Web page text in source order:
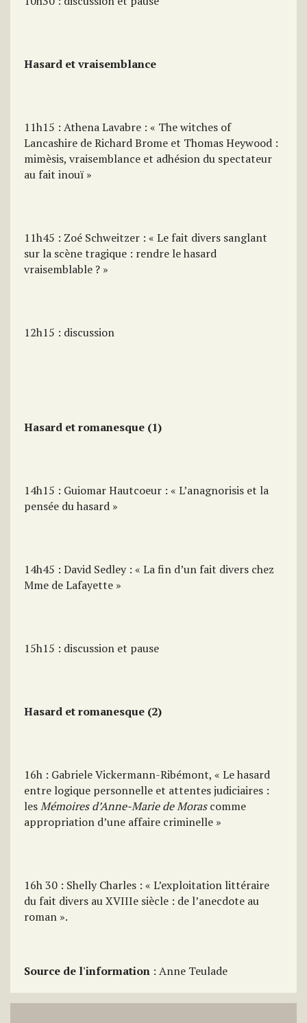
Hasard et vraisemblance
11h15 : Athena Lavabre : « The witches of
Lancashire de Richard Brome et Thomas Heywood :
mimèsis, vraisemblance et adhésion du spectateur
au fait inouï »
11h45 : Zoé Schweitzer : « Le fait divers sanglant
sur la scène tragique : rendre le hasard
vraisemblable ? »
12h15 : discussion
Hasard et romanesque (1)
14h15 : Guiomar Hautcoeur : « L’anagnorisis et la
pensée du hasard »
14h45 : David Sedley : « La fin d’un fait divers chez
Mme de Lafayette »
15h15 : discussion et pause
Hasard et romanesque (2)
16h : Gabriele Vickermann-Ribémont, « Le hasard
entre logique personnelle et attentes judiciaires :
lesMémoires d’Anne-Marie de Morascomme
appropriation d’une affaire criminelle »
16h 30 : Shelly Charles : « L’exploitation littéraire
du fait divers au XVIIIe siècle : de l’anecdote au
roman ».
Source de l'information : Anne Teulade